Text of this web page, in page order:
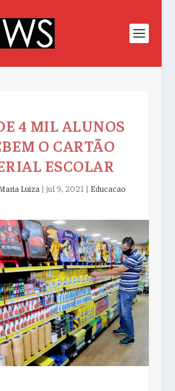
4 MIL ALUNOS
O CARTÃO
ESCOLAR
Luiza | jul 9, 2021 | Educacao